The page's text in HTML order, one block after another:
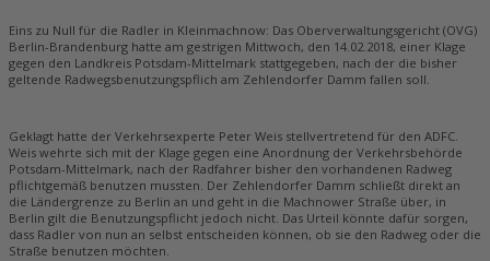
Eins zu Null für die Radler in Kleinmachnow: Das Oberverwaltungsgericht (OVG)
Berlin-Brandenburg hatte am gestrigen Mittwoch, den 14.02.2018, einer Klage
gegen den Landkreis Potsdam-Mittelmark stattgegeben, nach der die bisher
geltende Radwegsbenutzungspflich am Zehlendorfer Damm fallen soll.
Geklagt hatte der Verkehrsexperte Peter Weis stellvertretend für den ADFC.
Weis wehrte sich mit der Klage gegen eine Anordnung der Verkehrsbehörde
Potsdam-Mittelmark, nach der Radfahrer bisher den vorhandenen Radweg
pflichtgemäß benutzen mussten. Der Zehlendorfer Damm schließt direkt an
die Ländergrenze zu Berlin an und geht in die Machnower Straße über, in
Berlin gilt die Benutzungspflicht jedoch nicht. Das Urteil könnte dafür sorgen,
dass Radler von nun an selbst entscheiden können, ob sie den Radweg oder die
Straße benutzen möchten.